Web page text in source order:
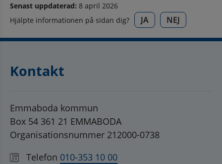
Senast uppdaterad: 8 april 2026
Hjälpte informationen på sidan dig?
JA NEJ
Kontakt
Emmaboda kommun
Box 54 361 21 EMMABODA
Organisationsnummer 212000-0738
Telefon 010-353 10 00